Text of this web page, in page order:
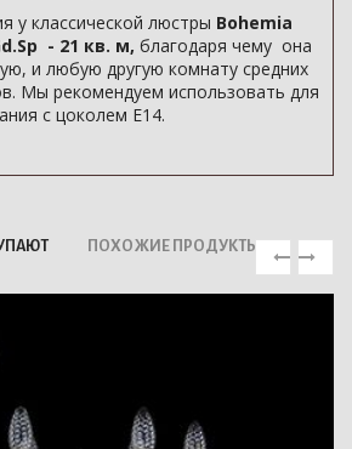
у классической люстры Bohemia
- 21 кв. м, благодаря чему она
и любую другую комнату средних
Мы рекомендуем использовать для
с цоколем E14.
ПОХОЖИЕ ПРОДУКТЫ